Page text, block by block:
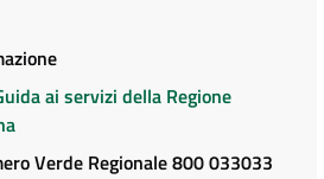
ai servizi della Regione
Verde Regionale 800 033033